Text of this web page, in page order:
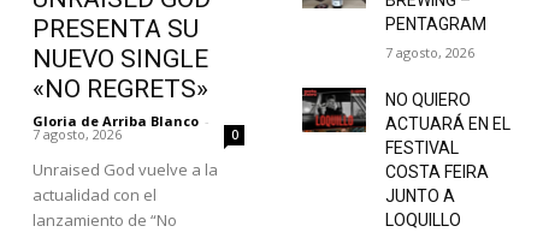
PRESENTA SU
NUEVO SINGLE
«NO REGRETS»
Gloria de Arriba Blanco -
7 agosto, 2026 0
Unraised God vuelve a la
actualidad con el
lanzamiento de “No
PENTAGRAM
7 agosto, 2026
NO QUIERO
ACTUARÁ EN EL
FESTIVAL
COSTA FEIRA
JUNTO A
LOQUILLO